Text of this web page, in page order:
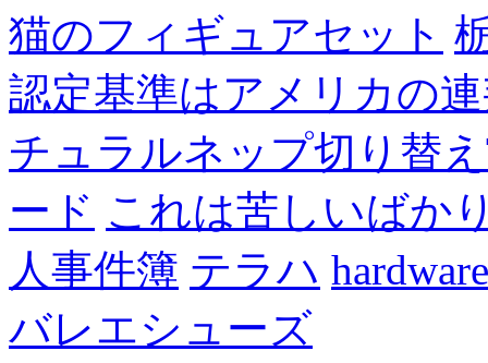
猫のフィギュアセット
認定基準はアメリカの
チュラルネップ切り替
ード これは苦しいばか
人事件簿 テラハ
バレエシューズ